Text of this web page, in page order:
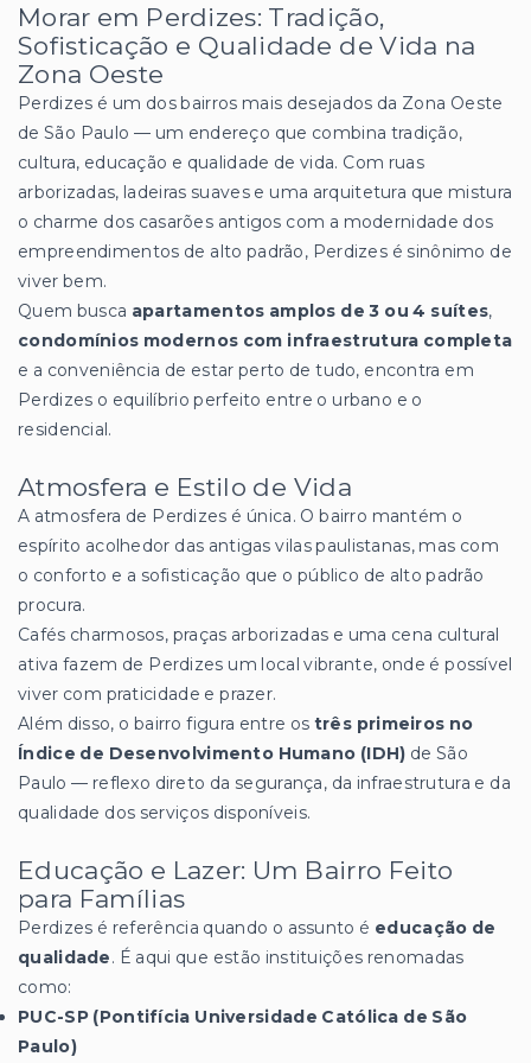
Morar em Perdizes: Tradição,
Sofisticação e Qualidade de Vida na
Zona Oeste
Perdizes é um dos bairros mais desejados da Zona Oeste
de São Paulo — um endereço que combina tradição,
cultura, educação e qualidade de vida. Com ruas
arborizadas, ladeiras suaves e uma arquitetura que mistura
o charme dos casarões antigos com a modernidade dos
empreendimentos de alto padrão, Perdizes é sinônimo de
viver bem.
Quem busca apartamentos amplos de 3 ou 4 suítes,
condomínios modernos com infraestrutura completa
e a conveniência de estar perto de tudo, encontra em
Perdizes o equilíbrio perfeito entre o urbano e o
residencial.
Atmosfera e Estilo de Vida
A atmosfera de Perdizes é única. O bairro mantém o
espírito acolhedor das antigas vilas paulistanas, mas com
o conforto e a sofisticação que o público de alto padrão
procura.
Cafés charmosos, praças arborizadas e uma cena cultural
ativa fazem de Perdizes um local vibrante, onde é possível
viver com praticidade e prazer.
Além disso, o bairro figura entre os três primeiros no
Índice de Desenvolvimento Humano (IDH) de São
Paulo — reflexo direto da segurança, da infraestrutura e da
qualidade dos serviços disponíveis.
Educação e Lazer: Um Bairro Feito
para Famílias
Perdizes é referência quando o assunto é educação de
qualidade. É aqui que estão instituições renomadas
como:
PUC-SP (Pontifícia Universidade Católica de São
Paulo)